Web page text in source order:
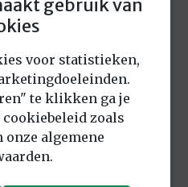
gebruik van
voor statistieken,
te klikken ga je
zoals
onze algemene